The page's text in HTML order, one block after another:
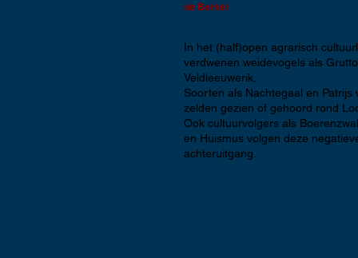
In het (half)open agrarisch
verdwenen weidevogels als
Veldleeuwerik.
Soorten als Nachtegaal en Patrijs
zelden gezien of gehoord rond
Ook cultuurvolgers als
en Huismus volgen deze
achteruitgang.
de Berkel